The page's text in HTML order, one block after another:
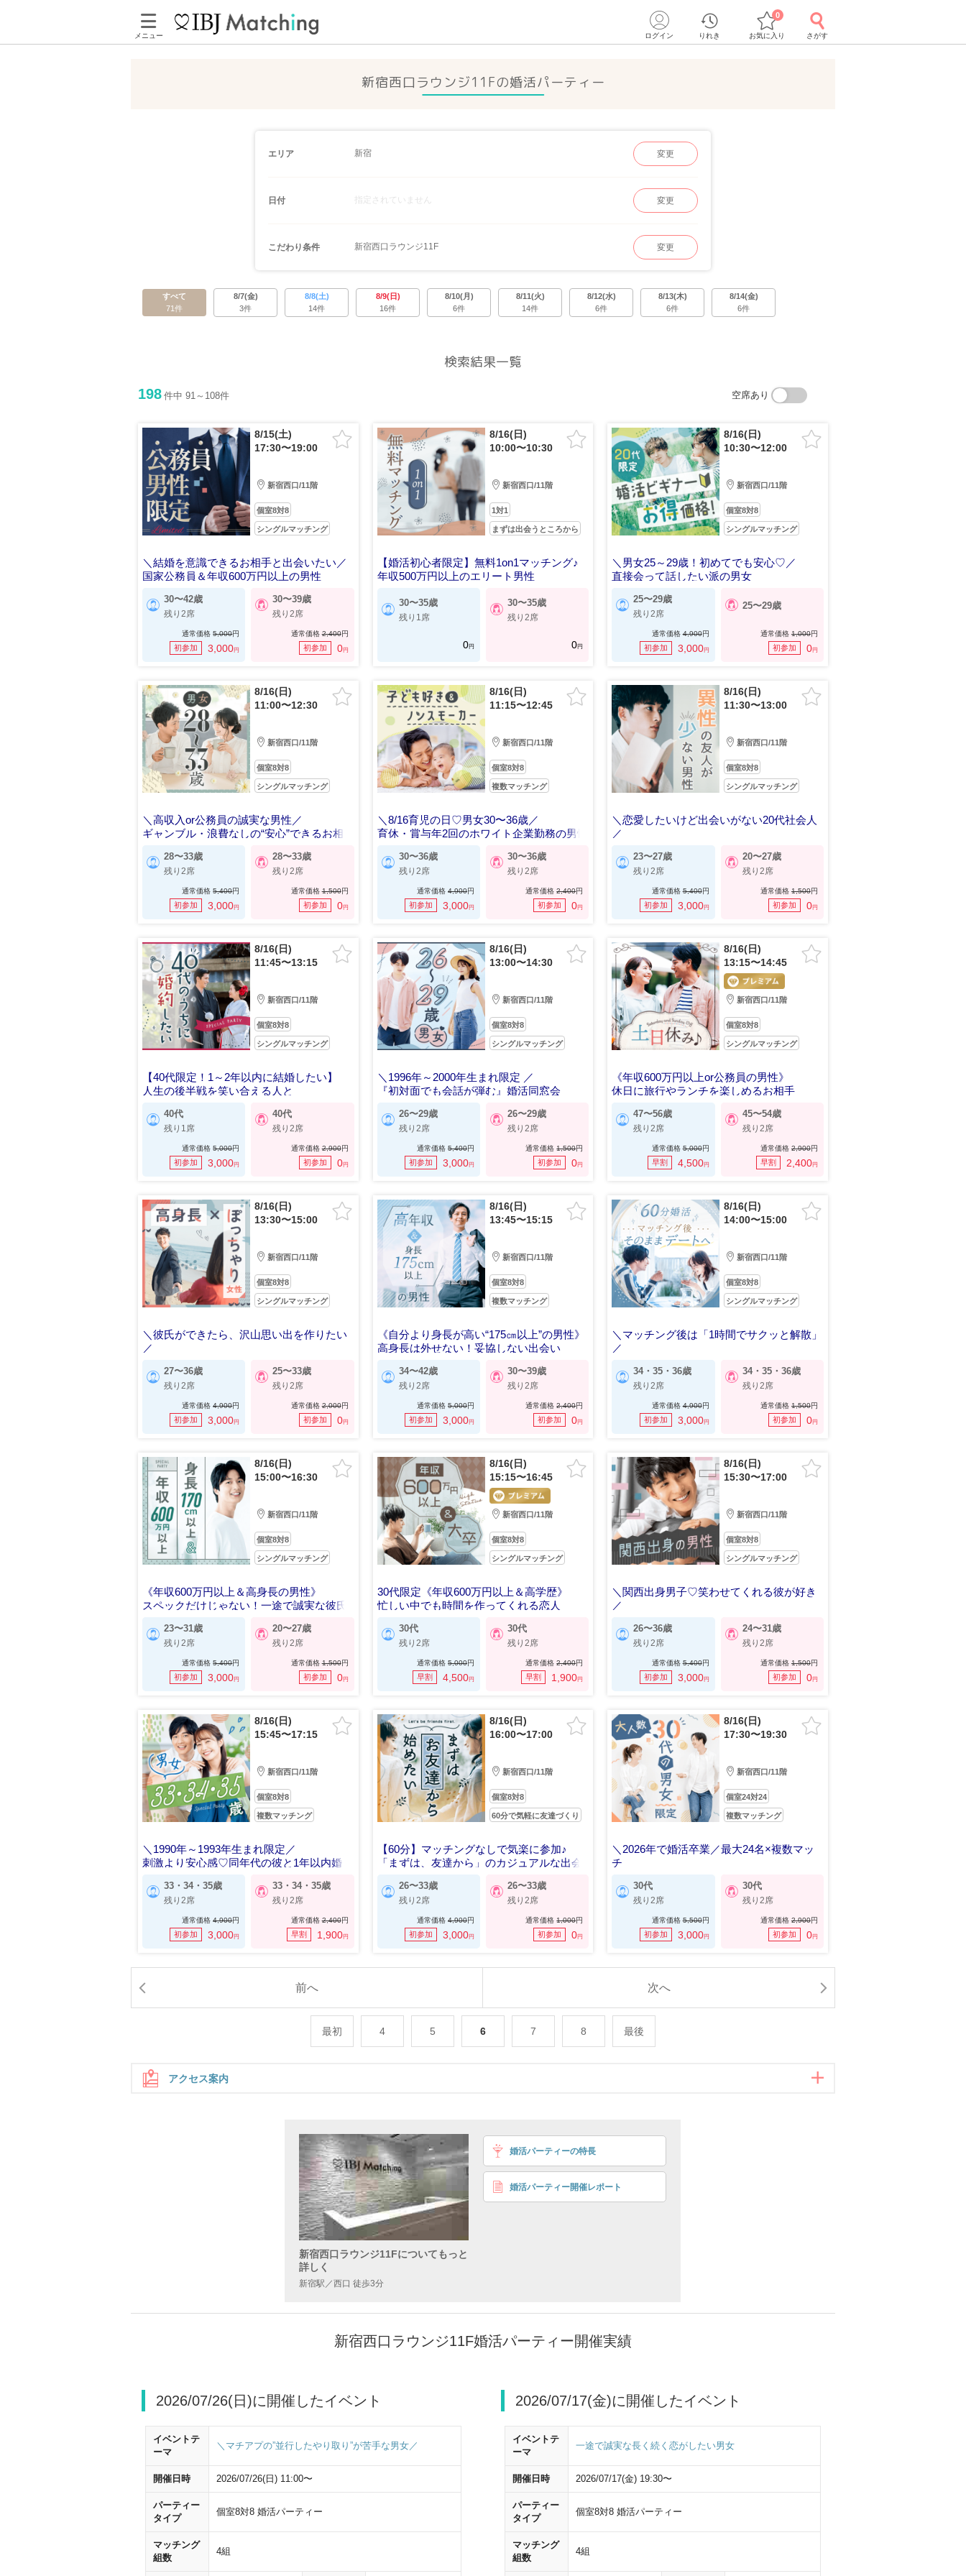
メニュー ログイン りれき お気に入り
0
さがす
新宿西口ラウンジ11Fの婚活パーティー
エリア 新宿 変更
日付 指定されていません 変更
こだわり条件 新宿西口ラウンジ11F 変更
すべて
71件
8/7(金)
3件
8/8(土)
14件
8/9(日)
16件
8/10(月)
6件
8/11(火)
14件
8/12(水)
6件
8/13(木)
6件
8/14(金)
6件
検索結果一覧
198 件中 91～108件 空席あり
8/15(土)
17:30〜19:00
新宿西口/11階
個室8対8
シングルマッチング
＼結婚を意識できるお相手と出会いたい／
国家公務員＆年収600万円以上の男性
30〜42歳
残り2席
通常価格5,000円
初参加 3,000円
30〜39歳
残り2席
通常価格2,400円
初参加 0円
8/16(日)
10:00〜10:30
新宿西口/11階
1対1
まずは出会うところから
【婚活初心者限定】無料1on1マッチング♪
年収500万円以上のエリート男性
30〜35歳
残り1席
0円
30〜35歳
残り2席
0円
8/16(日)
10:30〜12:00
新宿西口/11階
個室8対8
シングルマッチング
＼男女25～29歳！初めてでも安心♡／
直接会って話したい派の男女
25〜29歳
残り2席
通常価格4,900円
初参加 3,000円
25〜29歳
通常価格 1,000円
初参加 0円
8/16(日)
11:00〜12:30
新宿西口/11階
個室8対8
シングルマッチング
＼高収入or公務員の誠実な男性／
ギャンブル・浪費なしの“安心”できるお相
28〜33歳
残り2席
通常価格5,400円
初参加 3,000円
28〜33歳
残り2席
通常価格1,500円
初参加 0円
8/16(日)
11:15〜12:45
新宿西口/11階
個室8対8
複数マッチング
＼8/16育児の日♡男女30〜36歳／
育休・賞与年2回のホワイト企業勤務の男性
30〜36歳
残り2席
通常価格 4,900円
初参加 3,000円
30〜36歳
残り2席
通常価格2,400円
初参加 0円
8/16(日)
11:30〜13:00
新宿西口/11階
個室8対8
シングルマッチング
＼恋愛したいけど出会いがない20代社会人
／
23〜27歳
残り2席
通常価格5,400円
初参加 3,000円
20〜27歳
残り2席
通常価格 1,500円
初参加 0円
8/16(日)
11:45〜13:15
新宿西口/11階
個室8対8
シングルマッチング
【40代限定！1～2年以内に結婚したい】
人生の後半戦を笑い合える人と
40代
残り1席
通常価格5,000円
初参加 3,000円
40代
残り2席
通常価格2,900円
初参加 0円
8/16(日)
13:00〜14:30
新宿西口/11階
個室8対8
シングルマッチング
＼1996年～2000年生まれ限定 ／
『初対面でも会話が弾む』婚活同窓会
26〜29歳
残り2席
通常価格 5,400円
初参加 3,000円
26〜29歳
残り2席
通常価格1,500円
初参加 0円
8/16(日)
13:15〜14:45
新宿西口/11階
個室8対8
シングルマッチング
《年収600万円以上or公務員の男性》
休日に旅行やランチを楽しめるお相手
47〜56歳
残り2席
通常価格5,000円
早割 4,500円
45〜54歳
残り2席
通常価格 2,900円
早割 2,400円
8/16(日)
13:30〜15:00
新宿西口/11階
個室8対8
シングルマッチング
＼彼氏ができたら、沢山思い出を作りたい
／
27〜36歳
残り2席
通常価格4,900円
初参加 3,000円
25〜33歳
残り2席
通常価格2,000円
初参加 0円
8/16(日)
13:45〜15:15
新宿西口/11階
個室8対8
複数マッチング
《自分より身長が高い“175㎝以上”の男性》
高身長は外せない！妥協しない出会い
34〜42歳
残り2席
通常価格 5,000円
初参加 3,000円
30〜39歳
残り2席
通常価格2,400円
初参加 0円
8/16(日)
14:00〜15:00
新宿西口/11階
個室8対8
シングルマッチング
＼マッチング後は「1時間でサクッと解散」
／
34・35・36歳
残り2席
通常価格4,900円
初参加 3,000円
34・35・36歳
残り2席
通常価格 1,500円
初参加 0円
8/16(日)
15:00〜16:30
新宿西口/11階
個室8対8
シングルマッチング
《年収600万円以上＆高身長の男性》
スペックだけじゃない！一途で誠実な彼氏
23〜31歳
残り2席
通常価格5,400円
初参加 3,000円
20〜27歳
残り2席
通常価格1,500円
初参加 0円
8/16(日)
15:15〜16:45
新宿西口/11階
個室8対8
シングルマッチング
30代限定《年収600万円以上＆高学歴》
忙しい中でも時間を作ってくれる恋人
30代
残り2席
通常価格 5,000円
早割 4,500円
30代
残り2席
通常価格2,400円
早割 1,900円
8/16(日)
15:30〜17:00
新宿西口/11階
個室8対8
シングルマッチング
＼関西出身男子♡笑わせてくれる彼が好き
／
26〜36歳
残り2席
通常価格5,400円
初参加 3,000円
24〜31歳
残り2席
通常価格 1,500円
初参加 0円
8/16(日)
15:45〜17:15
新宿西口/11階
個室8対8
複数マッチング
＼1990年～1993年生まれ限定／
刺激より安心感♡同年代の彼と1年以内婚
33・34・35歳
残り2席
通常価格4,900円
初参加 3,000円
33・34・35歳
残り2席
通常価格2,400円
早割 1,900円
8/16(日)
16:00〜17:00
新宿西口/11階
個室8対8
60分で気軽に友達づくり
【60分】マッチングなしで気楽に参加♪
「まずは、友達から」のカジュアルな出会
26〜33歳
残り2席
通常価格 4,900円
初参加 3,000円
26〜33歳
残り2席
通常価格1,000円
初参加 0円
8/16(日)
17:30〜19:30
新宿西口/11階
個室24対24
複数マッチング
＼2026年で婚活卒業／最大24名×複数マッ
チ
30代
残り2席
通常価格5,500円
初参加 3,000円
30代
残り2席
通常価格 2,900円
初参加 0円
前へ 次へ
最初 4 5 6 7 8 最後
アクセス案内
地下ルート
JR新宿駅西口改札を出たら、東京都庁・中央公園方面 の 標識に従い左に曲がってください。
新宿西口ラウンジ11Fについてもっと
詳しく
新宿駅／西口 徒歩3分
婚活パーティーの特長
婚活パーティー開催レポート
新宿西口ラウンジ11F婚活パーティー開催実績
2026/07/26(日)に開催したイベント
イベントテ
ーマ
＼マチアプの”並行したやり取り”が苦手な男女／
開催日時 2026/07/26(日) 11:00〜
パーティー
タイプ
個室8対8 婚活パーティー
マッチング
組数
4組
2026/07/17(金)に開催したイベント
イベントテ
ーマ
一途で誠実な長く続く恋がしたい男女
開催日時 2026/07/17(金) 19:30〜
パーティー
タイプ
個室8対8 婚活パーティー
マッチング
組数
4組